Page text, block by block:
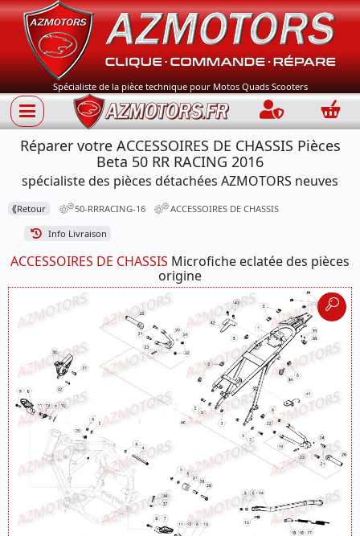
Spécialiste de la pièce technique pour Motos Quads Scooters
Connection
Réparer votre ACCESSOIRES DE CHASSIS Pièces
Beta 50 RR RACING 2016
spécialiste des pièces détachées AZMOTORS neuves
⟪Retour 50-RRRACING-16 ACCESSOIRES DE CHASSIS
Info Livraison
ACCESSOIRES DE CHASSIS Microfiche eclatée des pièces
origine